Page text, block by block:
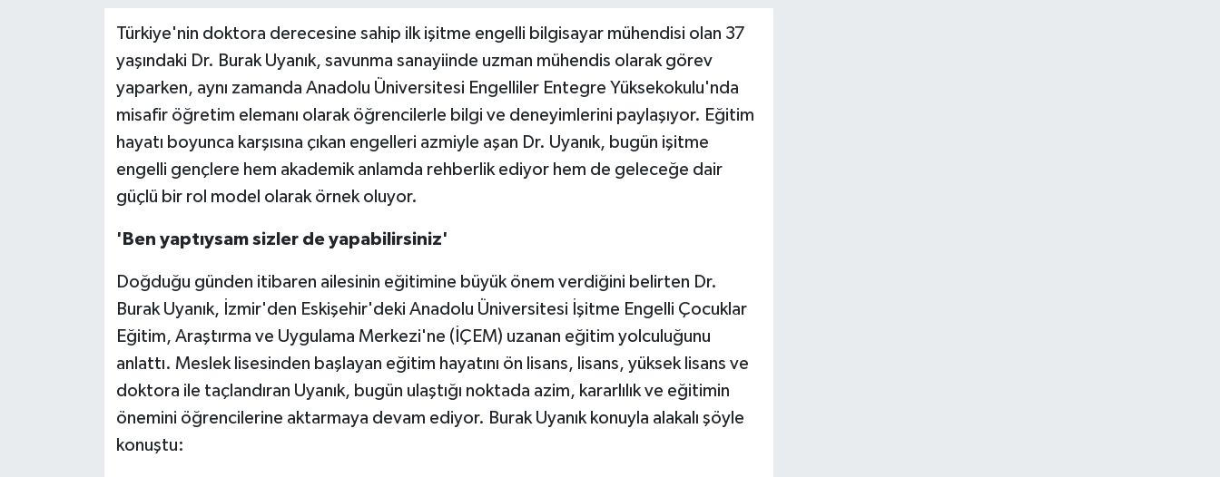
Türkiye'nin doktora derecesine sahip ilk işitme engelli bilgisayar mühendisi olan 37
yaşındaki Dr. Burak Uyanık, savunma sanayiinde uzman mühendis olarak görev
yaparken, aynı zamanda Anadolu Üniversitesi Engelliler Entegre Yüksekokulu'nda
misafir öğretim elemanı olarak öğrencilerle bilgi ve deneyimlerini paylaşıyor. Eğitim
hayatı boyunca karşısına çıkan engelleri azmiyle aşan Dr. Uyanık, bugün işitme
engelli gençlere hem akademik anlamda rehberlik ediyor hem de geleceğe dair
güçlü bir rol model olarak örnek oluyor.
'Ben yaptıysam sizler de yapabilirsiniz'
Doğduğu günden itibaren ailesinin eğitimine büyük önem verdiğini belirten Dr.
Burak Uyanık, İzmir'den Eskişehir'deki Anadolu Üniversitesi İşitme Engelli Çocuklar
Eğitim, Araştırma ve Uygulama Merkezi'ne (İÇEM) uzanan eğitim yolculuğunu
anlattı. Meslek lisesinden başlayan eğitim hayatını ön lisans, lisans, yüksek lisans ve
doktora ile taçlandıran Uyanık, bugün ulaştığı noktada azim, kararlılık ve eğitimin
önemini öğrencilerine aktarmaya devam ediyor. Burak Uyanık konuyla alakalı şöyle
konuştu: